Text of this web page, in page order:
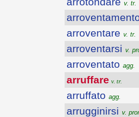
v. tr.
arroventare v. tr.
arroventarsi v.
arroventato agg.
arruffare v. tr.
arruffato agg.
arrugginirsi v.